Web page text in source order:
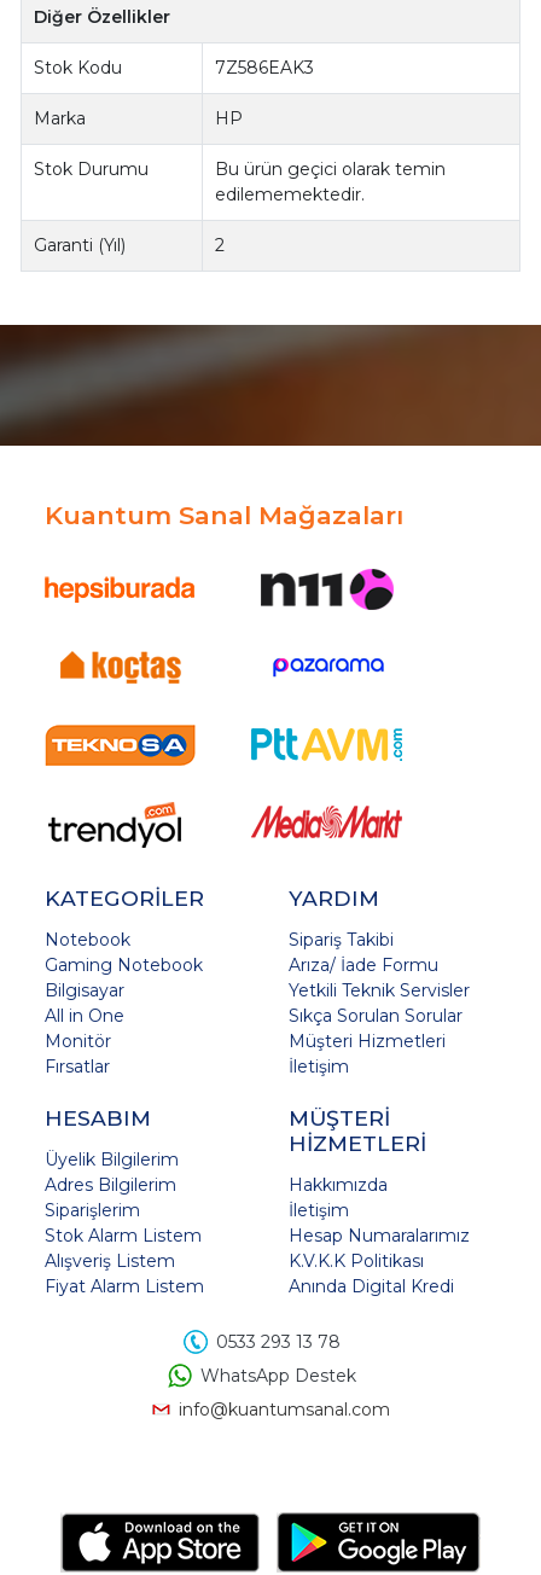
Diğer Özellikler
Stok Kodu 7Z586EAK3
Marka HP
Stok Durumu
Bu ürün geçici olarak temin
edilememektedir.
Garanti (Yıl) 2
Kuantum Sanal Mağazaları
KATEGORİLER
Notebook
Gaming Notebook
Bilgisayar
All in One
Monitör
Fırsatlar
YARDIM
Sipariş Takibi
Arıza/ İade Formu
Yetkili Teknik Servisler
Sıkça Sorulan Sorular
Müşteri Hizmetleri
İletişim
HESABIM
Üyelik Bilgilerim
Adres Bilgilerim
Siparişlerim
Stok Alarm Listem
Alışveriş Listem
Fiyat Alarm Listem
MÜŞTERİ
HİZMETLERİ
Hakkımızda
İletişim
Hesap Numaralarımız
K.V.K.K Politikası
Anında Digital Kredi
0533 293 13 78
WhatsApp Destek
info@kuantumsanal.com